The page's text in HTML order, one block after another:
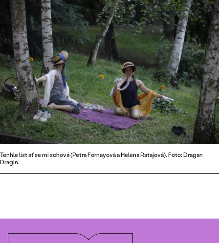
Tenhle list ať se mi schová (Petra Fornayová a Helena Ratajová). Foto: Dragan
Dragin.